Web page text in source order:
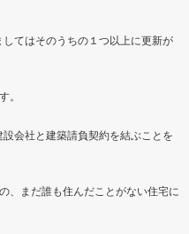
てはそのうちの１つ以上に更新が
。
会社と建築請負契約を結ぶことを
、まだ誰も住んだことがない住宅に